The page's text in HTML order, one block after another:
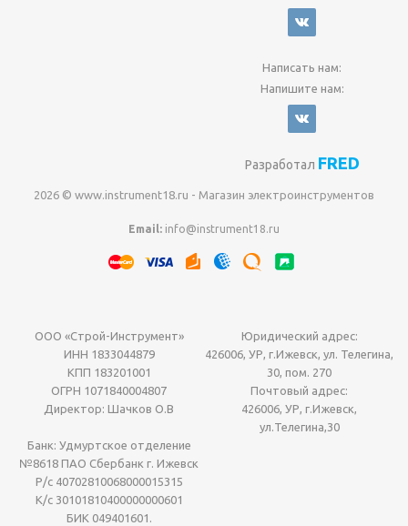
Написать нам:
Напишите нам:
Разработал FRED
2026 © www.instrument18.ru - Магазин электроинструментов
Email: info@instrument18.ru
ООО «Строй-Инструмент»
ИНН 1833044879
КПП 183201001
ОГРН 1071840004807
Директор: Шачков О.В
Юридический адрес:
426006, УР, г.Ижевск, ул. Телегина,
30, пом. 270
Почтовый адрес:
426006, УР, г.Ижевск,
ул.Телегина,30
Банк: Удмуртское отделение
№8618 ПАО Сбербанк г. Ижевск
Р/с 40702810068000015315
К/с 30101810400000000601
БИК 049401601.